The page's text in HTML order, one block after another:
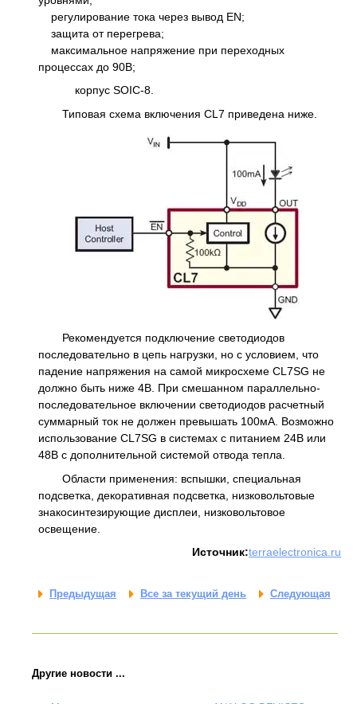
регулирование тока через вывод EN;
защита от перегрева;
максимальное напряжение при переходных
процессах до 90В;
корпус SOIC-8.
Типовая схема включения CL7 приведена ниже.
Рекомендуется подключение светодиодов
последовательно в цепь нагрузки, но с условием, что
падение напряжения на самой микросхеме CL7SG не
должно быть ниже 4В. При смешанном параллельно-
последовательное включении светодиодов расчетный
суммарный ток не должен превышать 100мА. Возможно
использование CL7SG в системах с питанием 24В или
48В с дополнительной системой отвода тепла.
Области применения: вспышки, специальная
подсветка, декоративная подсветка, низковольтовые
знакосинтезирующие дисплеи, низковольтовое
освещение.
Источник:terraelectronica.ru
Предыдущая Все за текущий день Следующая
Другие новости ...